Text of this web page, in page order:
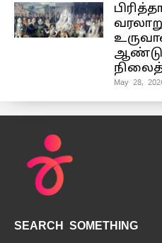
May 28,
SEARCH SOMETHING